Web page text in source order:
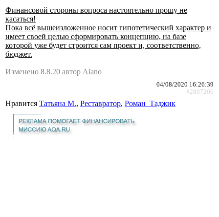
Финансовой стороны вопроса настоятельно прошу не
касаться!
Пока всё вышеизложенное носит гипотетический характер и
имеет своей целью сформировать концепцию, на базе
которой уже будет строится сам проект и, соответственно,
бюджет.
Изменено 8.8.20 автор Alano
04/08/2020 16:26:39
#2807206
Нравится Татьяна М., Реставратор, Роман_Таджик